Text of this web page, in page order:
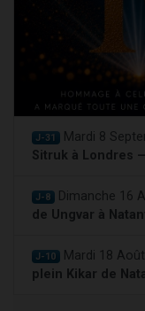
J-31 Mardi 8
Sitruk à Londres
J-8 Dimanche 16
de Ungvar à
J-10 Mardi 18 Août
plein Kikar de